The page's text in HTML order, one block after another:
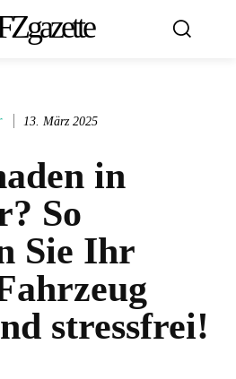
13. März 2025
in
So
Sie Ihr
stressfrei!